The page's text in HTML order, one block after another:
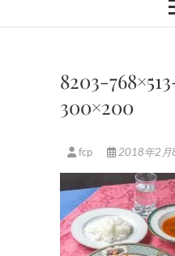
8203-
300×200
fcp 2018年2月